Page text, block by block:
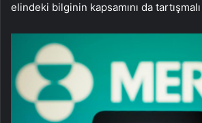
elindeki bilginin kapsamını da